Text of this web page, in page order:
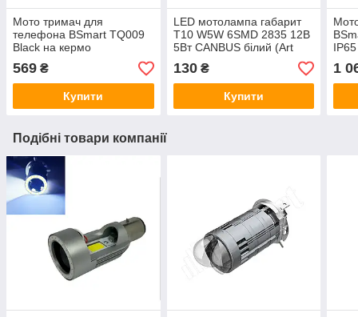
Мото тримач для
телефона BSmart TQ009
Black на кермо
569 ₴
Купити
LED мотолампа габарит
T10 W5W 6SMD 2835 12В
5Вт CANBUS білий (Art
100223)
130₴
Купити
1
Подібні товари компанії